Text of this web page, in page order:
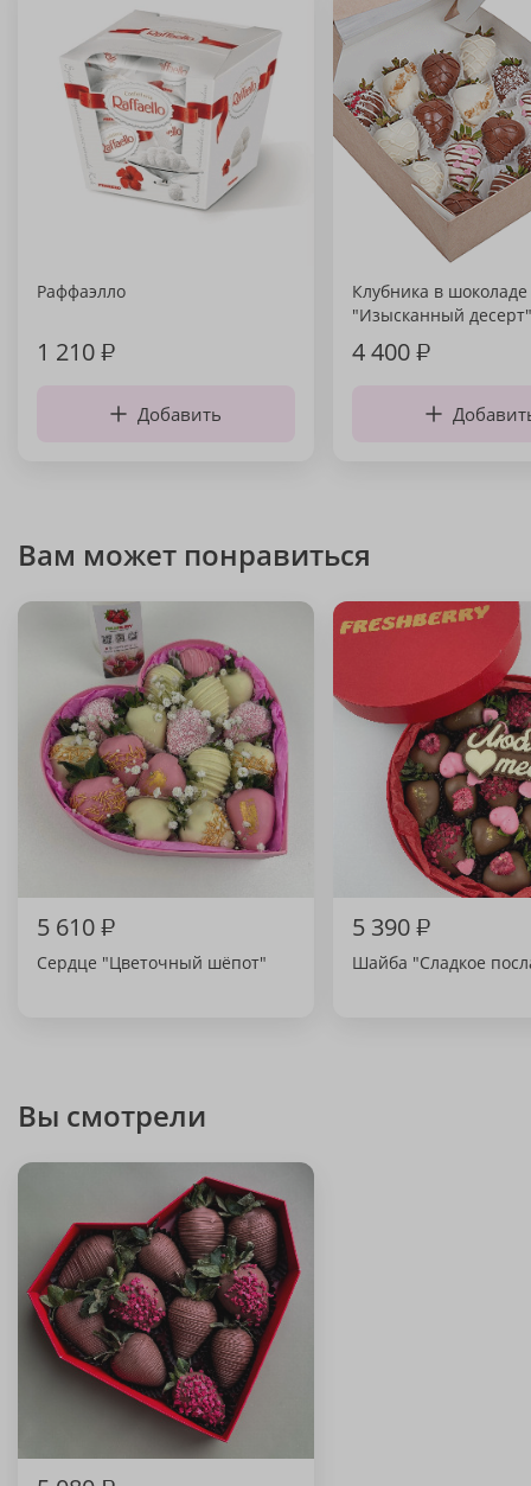
Раффаэлло
1 210₽
Добавить
Клубника в шоколаде
"Изысканный десерт"
4 400₽
Вам может понравиться
5 610₽
Сердце "Цветочный шёпот"
5 390₽
Шайба "Сладкое
Вы смотрели